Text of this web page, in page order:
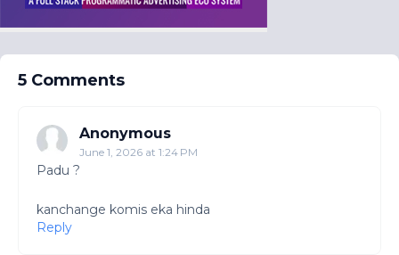
5 Comments
Anonymous
June 1, 2026 at 1:24 PM
Padu ?
kanchange komis eka hinda
Reply